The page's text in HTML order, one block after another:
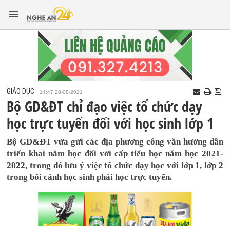
GIÁO DỤC 14:47 28-08-2021
Bộ GD&ĐT chỉ đạo việc tổ chức dạy
học trực tuyến đối với học sinh lớp 1
Bộ GD&ĐT vừa gửi các địa phương công văn hướng dẫn
triển khai năm học đối với cấp tiểu học năm học 2021-
2022, trong đó lưu ý việc tổ chức dạy học với lớp 1, lớp 2
trong bối cảnh học sinh phải học trực tuyến.